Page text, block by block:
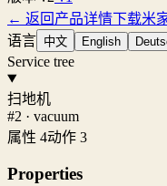
← 返回产品详情下载米
语言 中文 English
Service tree
扫地机
#2 · vacuum
属性 4动作 3
Properties